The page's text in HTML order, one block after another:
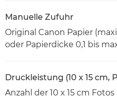
Manuelle Zufuhr
Original Canon Papier
oder Papierdicke 0,1 bis
Druckleistung (10 x 15 cm,
Anzahl der 10 x 15 cm Fotos